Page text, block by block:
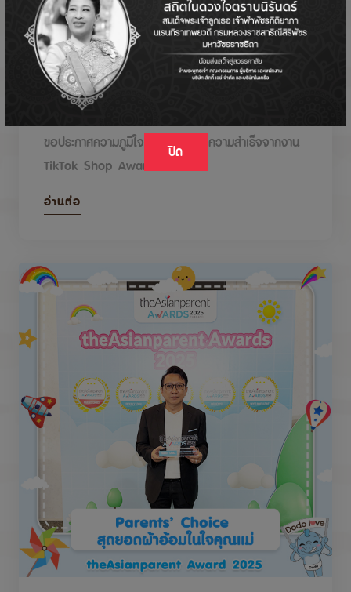
ปิด
DODOLOVE รับรางวัลในงาน TikTok Shop
Awards 2026
ขอประกาศความภูมิใจกับรางวัลแห่งความสำเร็จจากงาน
TikTok Shop Awards 2026
อ่านต่อ